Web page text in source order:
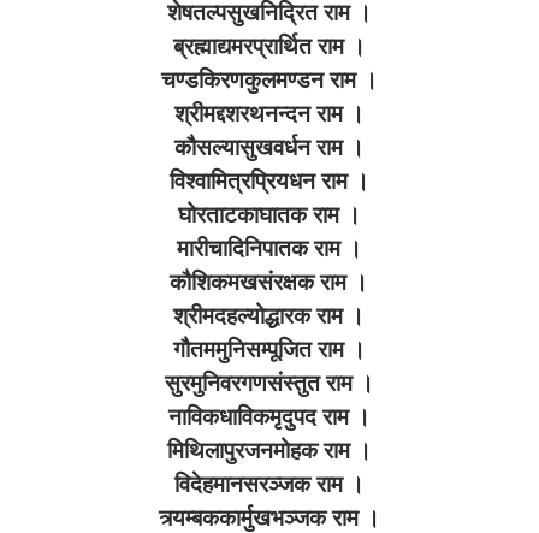
शेषतल्पसुखनिद्रित राम ।
ब्रह्माद्यमरप्रार्थित राम ।
चण्डकिरणकुलमण्डन राम ।
श्रीमद्दशरथनन्दन राम ।
कौसल्यासुखवर्धन राम ।
विश्वामित्रप्रियधन राम ।
घोरताटकाघातक राम ।
मारीचादिनिपातक राम ।
कौशिकमखसंरक्षक राम ।
श्रीमदहल्योद्धारक राम ।
गौतममुनिसम्पूजित राम ।
सुरमुनिवरगणसंस्तुत राम ।
नाविकधाविकमृदुपद राम ।
मिथिलापुरजनमोहक राम ।
विदेहमानसरञ्जक राम ।
त्र्यम्बककार्मुखभञ्जक राम ।